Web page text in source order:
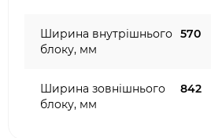
Ширина внутрішнього
блоку, мм
570
Ширина зовнішнього
блоку, мм
842